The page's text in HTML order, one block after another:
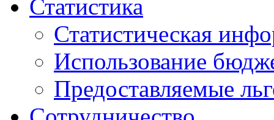
Статистика
Статистическая
Использование
Предоставляемые